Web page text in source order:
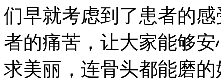
们早就考虑到了患者的
者的痛苦，让大家能够
求美丽，连骨头都能磨